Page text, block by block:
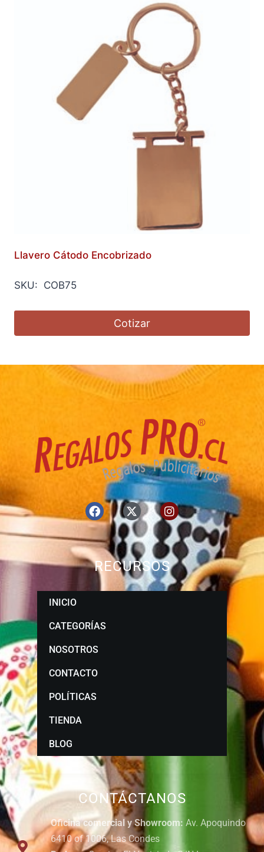
Llavero Cátodo Encobrizado
SKU: COB75
Cotizar
CONTÁCTANOS
Oficina comercial y Showroom: Av. Apoquindo
6410 of 1006, Las Condes
RECURSOS
INICIO
CATEGORÍAS
NOSOTROS
CONTACTO
POLÍTICAS
TIENDA
BLOG